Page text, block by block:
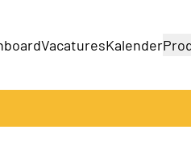
VacaturesKalender